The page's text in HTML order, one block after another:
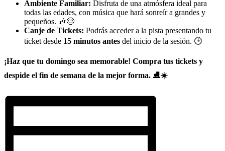
Ambiente Familiar: Disfruta de una atmósfera ideal para
todas las edades, con música que hará sonreír a grandes y
pequeños. 🎶😊
Canje de Tickets: Podrás acceder a la pista presentando tu
ticket desde 15 minutos antes del inicio de la sesión. 🕒
¡Haz que tu domingo sea memorable! Compra tus tickets y
despide el fin de semana de la mejor forma. ⛸️☀️